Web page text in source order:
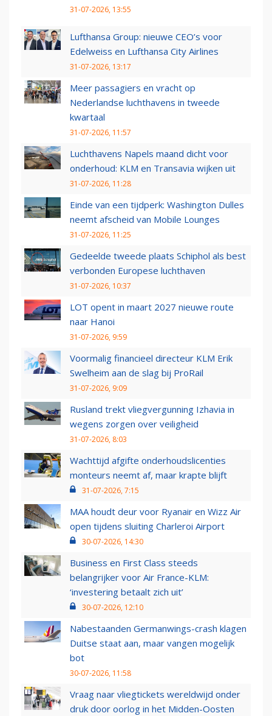
31-07-2026, 13:55
Lufthansa Group: nieuwe CEO’s voor
Edelweiss en Lufthansa City Airlines
31-07-2026, 13:17
Meer passagiers en vracht op
Nederlandse luchthavens in tweede
kwartaal
31-07-2026, 11:57
Luchthavens Napels maand dicht voor
onderhoud: KLM en Transavia wijken uit
31-07-2026, 11:28
Einde van een tijdperk: Washington Dulles
neemt afscheid van Mobile Lounges
31-07-2026, 11:25
Gedeelde tweede plaats Schiphol als best
verbonden Europese luchthaven
31-07-2026, 10:37
LOT opent in maart 2027 nieuwe route
naar Hanoi
31-07-2026, 9:59
Voormalig financieel directeur KLM Erik
Swelheim aan de slag bij ProRail
31-07-2026, 9:09
Rusland trekt vliegvergunning Izhavia in
wegens zorgen over veiligheid
31-07-2026, 8:03
Wachttijd afgifte onderhoudslicenties
monteurs neemt af, maar krapte blijft
31-07-2026, 7:15
MAA houdt deur voor Ryanair en Wizz Air
open tijdens sluiting Charleroi Airport
30-07-2026, 14:30
Business en First Class steeds
belangrijker voor Air France-KLM:
‘investering betaalt zich uit’
30-07-2026, 12:10
Nabestaanden Germanwings-crash klagen
Duitse staat aan, maar vangen mogelijk
bot
30-07-2026, 11:58
Vraag naar vliegtickets wereldwijd onder
druk door oorlog in het Midden-Oosten